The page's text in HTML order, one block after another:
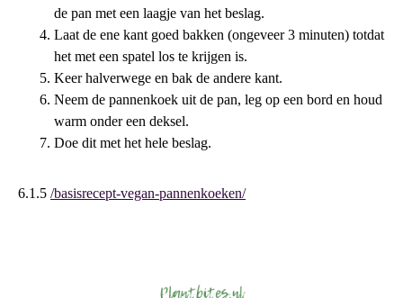
de pan met een laagje van het beslag.
Laat de ene kant goed bakken (ongeveer 3 minuten) totdat
het met een spatel los te krijgen is.
Keer halverwege en bak de andere kant.
Neem de pannenkoek uit de pan, leg op een bord en houd
warm onder een deksel.
Doe dit met het hele beslag.
6.1.5 /basisrecept-vegan-pannenkoeken/